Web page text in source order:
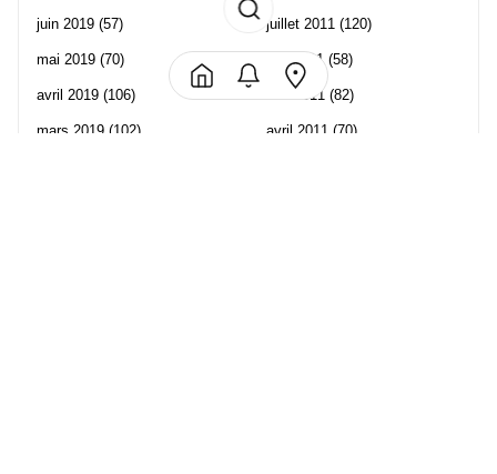
juin 2019 (57)
mai 2019 (70)
avril 2019 (106)
mars 2019 (102)
juillet 2011 (120)
juin 2011(58)
mai 2011 (82)
avril 2011 (70)